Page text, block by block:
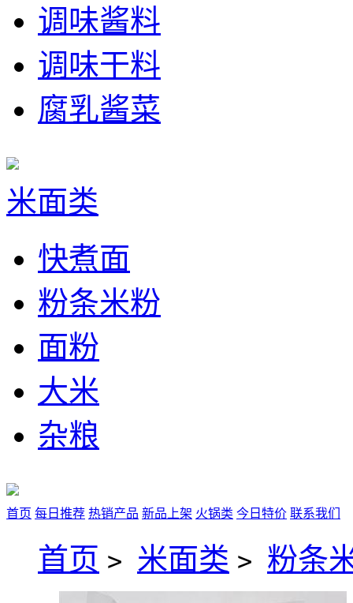
调味酱料
调味干料
腐乳酱菜
米面类
快煮面
粉条米粉
面粉
大米
杂粮
首页 每日推荐 热销产品 新品上架 火锅类 今日特价 联系我们
首页 > 米面类 > 粉条